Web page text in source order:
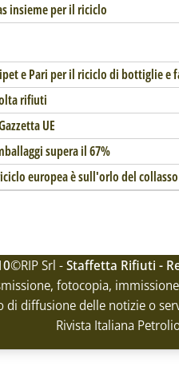
insieme per il riciclo
e Pari per il riciclo di bottiglie e
rifiuti
UE
supera il 67%
europea è sull'orlo del collasso
©RIP Srl -Staffetta Rifiuti -
fotocopia,
di diffusione delle notizie o
Rivista Italiana